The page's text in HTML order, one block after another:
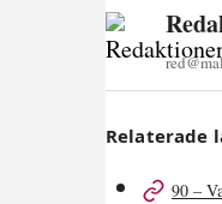
Relaterade
90 –